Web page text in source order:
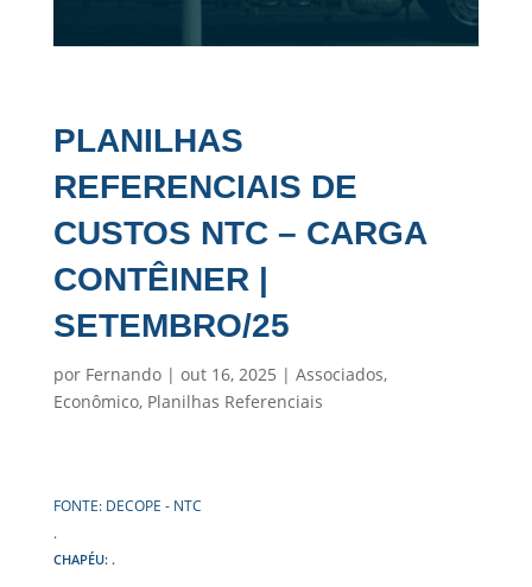
PLANILHAS
REFERENCIAIS DE
CUSTOS NTC – CARGA
CONTÊINER |
SETEMBRO/25
por Fernando| out 16, 2025 | Associados,
Econômico, Planilhas Referenciais
FONTE: DECOPE - NTC
.
CHAPÉU: .